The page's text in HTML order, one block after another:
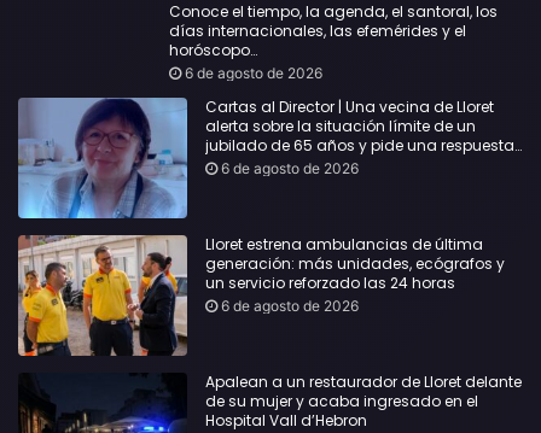
Conoce el tiempo, la agenda, el santoral, los
días internacionales, las efemérides y el
horóscopo…
6 de agosto de 2026
Cartas al Director | Una vecina de Lloret
alerta sobre la situación límite de un
jubilado de 65 años y pide una respuesta
urgente
6 de agosto de 2026
Lloret estrena ambulancias de última
generación: más unidades, ecógrafos y
un servicio reforzado las 24 horas
6 de agosto de 2026
Apalean a un restaurador de Lloret delante
de su mujer y acaba ingresado en el
Hospital Vall d’Hebron